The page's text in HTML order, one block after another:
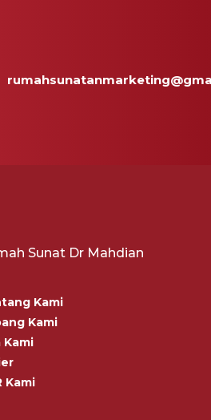
Sunat Dr Mahdian
Kami
Kami
Kami
Kami